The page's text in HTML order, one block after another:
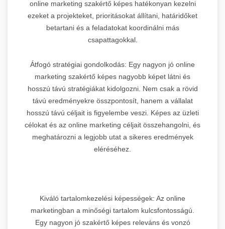
online marketing szakértő képes hatékonyan kezelni
ezeket a projekteket, prioritásokat állítani, határidőket
betartani és a feladatokat koordinálni más
csapattagokkal.
Átfogó stratégiai gondolkodás: Egy nagyon jó online
marketing szakértő képes nagyobb képet látni és
hosszú távú stratégiákat kidolgozni. Nem csak a rövid
távú eredményekre összpontosít, hanem a vállalat
hosszú távú céljait is figyelembe veszi. Képes az üzleti
célokat és az online marketing céljait összehangolni, és
meghatározni a legjobb utat a sikeres eredmények
eléréséhez.
Kiváló tartalomkezelési képességek: Az online
marketingban a minőségi tartalom kulcsfontosságú.
Egy nagyon jó szakértő képes releváns és vonzó